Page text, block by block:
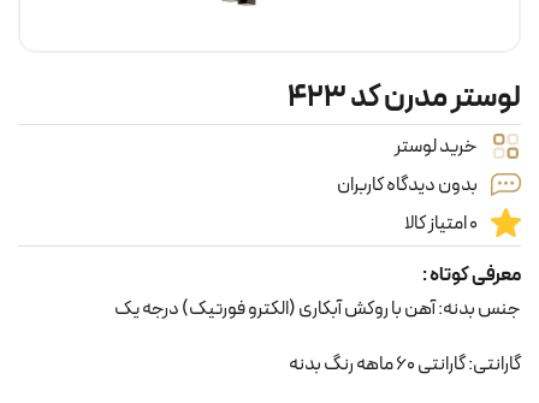
لوستر مدرن کد ۴۲۳
خرید لوستر
بدون دیدگاه کاربران
0 امتیاز کالا
معرفی کوتاه :
جنس بدنه: آهن با روکش آبکاری (الکترو فورتیک) درجه یک
گارانتی: گارانتی 60 ماهه رنگ بدنه